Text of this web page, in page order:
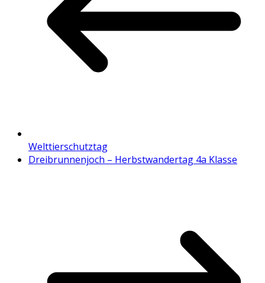
Welttierschutztag
Dreibrunnenjoch – Herbstwandertag 4a Klasse